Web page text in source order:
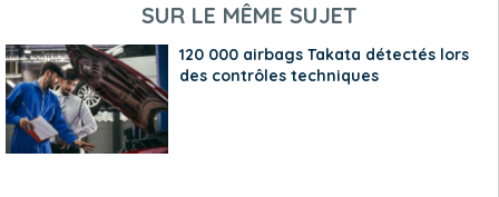
SUR LE MÊME SUJET
120 000 airbags Takata détectés lors
des contrôles techniques